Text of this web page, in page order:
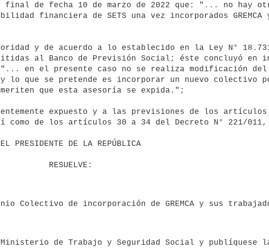
final de fecha 10 de marzo de 2022 que: "... no hay
financiera de SETS una vez incorporados
al Banco de Previsión Social; éste concluyó en
"... en el presente caso no se realiza modificación
y lo que se pretende es incorporar un nuevo colectivo
que esta asesoría se expida.";
como de los artículos 30 a 34 del Decreto N° 221/